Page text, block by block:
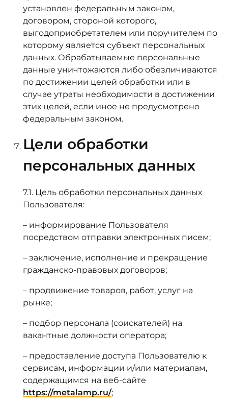
установлен федеральным законом,
договором, стороной которого,
выгодоприобретателем или поручителем по
которому является субъект персональных
данных. Обрабатываемые персональные
данные уничтожаются либо обезличиваются
по достижении целей обработки или в
случае утраты необходимости в достижении
этих целей, если иное не предусмотрено
федеральным законом.
Цели обработки
персональных данных
7.1. Цель обработки персональных данных
Пользователя:
– информирование Пользователя
посредством отправки электронных писем;
– заключение, исполнение и прекращение
гражданско-правовых договоров;
– продвижение товаров, работ, услуг на
рынке;
– подбор персонала (соискателей) на
вакантные должности оператора;
– предоставление доступа Пользователю к
сервисам, информации и/или материалам,
содержащимся на веб-сайте
https://metalamp.ru/;